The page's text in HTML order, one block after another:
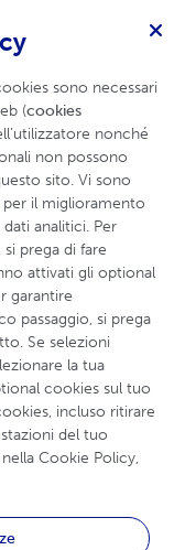
Alisa
sono necessari
(cookies
nonché
non possono
sito. Vi sono
per il miglioramento
analitici. Per
prega di fare
attivati gli optional
garantire
passaggio, si prega
Se selezioni
la tua
cookies sul tuo
incluso ritirare
del tuo
Cookie Policy,